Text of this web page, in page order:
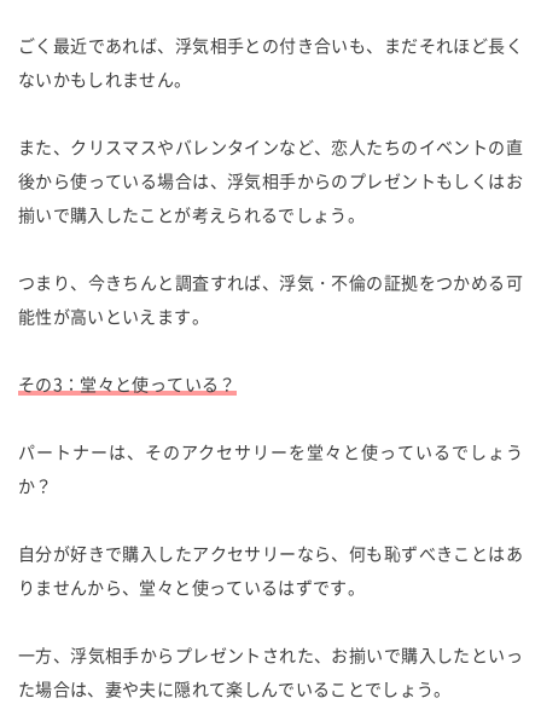
ごく最近であれば、浮気相手との付き合いも、まだそれほど長く
ないかもしれません。
また、クリスマスやバレンタインなど、恋人たちのイベントの直
後から使っている場合は、浮気相手からのプレゼントもしくはお
揃いで購入したことが考えられるでしょう。
つまり、今きちんと調査すれば、浮気・不倫の証拠をつかめる可
能性が高いといえます。
その3：堂々と使っている？
パートナーは、そのアクセサリーを堂々と使っているでしょう
か？
自分が好きで購入したアクセサリーなら、何も恥ずべきことはあ
りませんから、堂々と使っているはずです。
一方、浮気相手からプレゼントされた、お揃いで購入したといっ
た場合は、妻や夫に隠れて楽しんでいることでしょう。